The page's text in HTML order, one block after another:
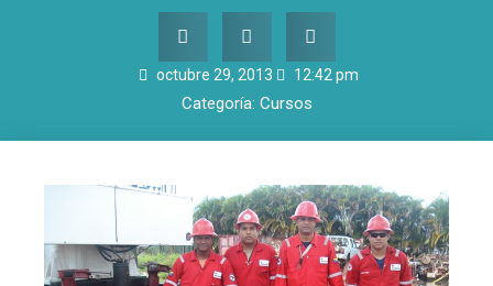
octubre 29, 2013 12:42 pm
Categoría: Cursos